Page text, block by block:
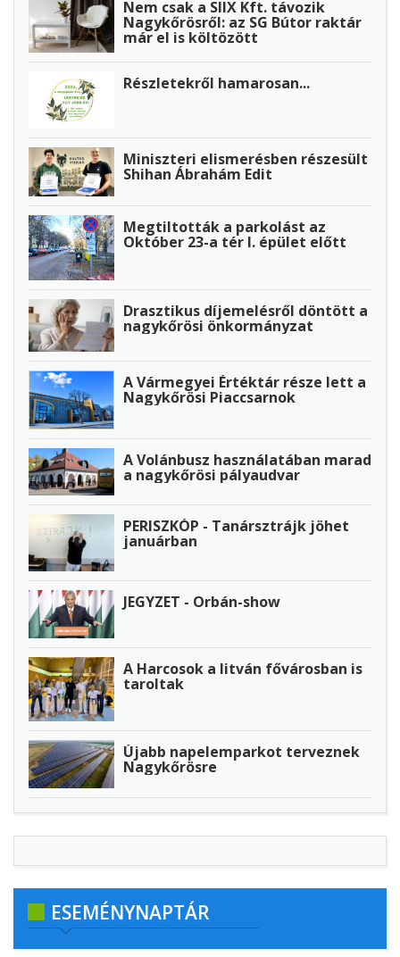
Nem csak a SIIX Kft. távozik
Nagykőrösről: az SG Bútor raktár
már el is költözött
Részletekről hamarosan...
Miniszteri elismerésben részesült
Shihan Ábrahám Edit
Megtiltották a parkolást az
Október 23-a tér I. épület előtt
Drasztikus díjemelésről döntött a
nagykőrösi önkormányzat
A Vármegyei Értéktár része lett a
Nagykőrösi Piaccsarnok
A Volánbusz használatában marad
a nagykőrösi pályaudvar
PERISZKÓP - Tanársztrájk jöhet
januárban
JEGYZET - Orbán-show
A Harcosok a litván fővárosban is
taroltak
Újabb napelemparkot terveznek
Nagykőrösre
ESEMÉNYNAPTÁR